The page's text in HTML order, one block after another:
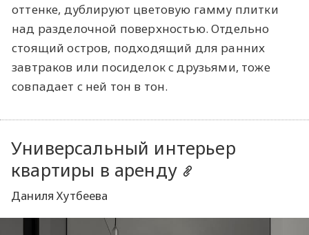
оттенке, дублируют цветовую гамму плитки
над разделочной поверхностью. Отдельно
стоящий остров, подходящий для ранних
завтраков или посиделок с друзьями, тоже
совпадает с ней тон в тон.
Универсальный интерьер
квартиры в аренду
Даниля Хутбеева